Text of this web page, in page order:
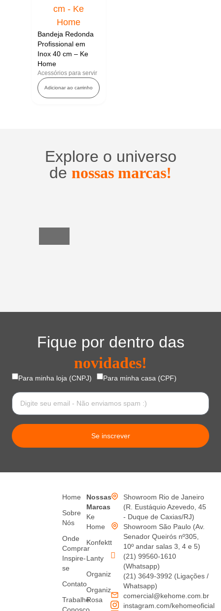
Bandeja Redonda
Profissional em
Inox 40 cm – Ke
Home
Acessórios para servir
Adicionar ao carrinho
Explore o universo
de nossas marcas!
Fique por dentro das
novidades!
Para minha loja (CNPJ) Para minha casa (CPF)
Se inscrever
Home
Sobre
Nós
Onde
Comprar
Inspire-
se
Contato
Trabalhe
Conosco
Nossas
Marcas
Ke
Home
Konfektt
Lanty
Organiz
Organiz
Rosa
Showroom Rio de Janeiro
(R. Eustáquio Azevedo, 45
- Duque de Caxias/RJ)
Showroom São Paulo (Av.
Senador Queirós nº305,
10º andar salas 3, 4 e 5)
(21) 99560-1610
(Whatsapp)
(21) 3649-3992 (Ligações /
Whatsapp)
comercial@kehome.com.br
instagram.com/kehomeoficial